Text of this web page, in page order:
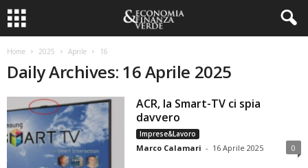
Home 2025 Aprile 16
Daily Archives: 16 Aprile 2025
ACR, la Smart-TV ci spia
davvero
Imprese&Lavoro
Marco Calamari - 16 Aprile 2025 0